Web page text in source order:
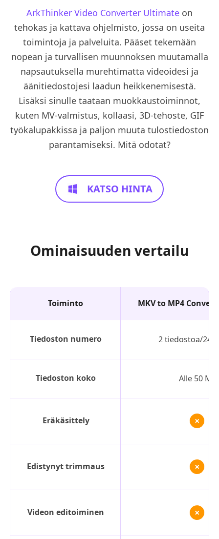
ArkThinker Video Converter Ultimate on
tehokas ja kattava ohjelmisto, jossa on useita
toimintoja ja palveluita. Pääset tekemään
nopean ja turvallisen muunnoksen muutamalla
napsautuksella murehtimatta videoidesi ja
äänitiedostojesi laadun heikkenemisestä.
Lisäksi sinulle taataan muokkaustoiminnot,
kuten MV-valmistus, kollaasi, 3D-tehoste, GIF
työkalupakkissa ja paljon muuta tulostiedoston
parantamiseksi. Mitä odotat?
KATSO HINTA
Ominaisuuden vertailu
Toiminto MKV to MP4
Tiedoston numero 2 tiedostoa/24
Tiedoston koko Alle 50 Mt
Eräkäsittely
Edistynyt trimmaus
Videon editoiminen